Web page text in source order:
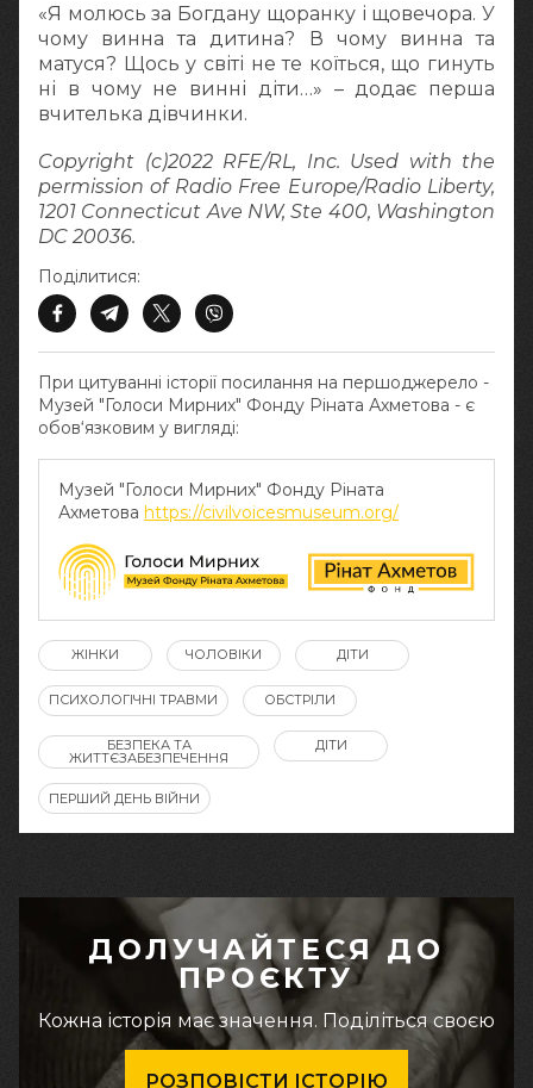
«Я молюсь за Богдану щоранку і щовечора. У
чому винна та дитина? В чому винна та
матуся? Щось у світі не те коїться, що гинуть
ні в чому не винні діти…» – додає перша
вчителька дівчинки.
Copyright (c)2022 RFE/RL, Inc. Used with the
permission of Radio Free Europe/Radio Liberty,
1201 Connecticut Ave NW, Ste 400, Washington
DC 20036.
При цитуванні історії посилання на першоджерело -
Музей "Голоси Мирних" Фонду Ріната Ахметова - є
обов‘язковим у вигляді:
Музей "Голоси Мирних" Фонду Ріната
Ахметова https://civilvoicesmuseum.org/
Поділитися:
ЖІНКИ ЧОЛОВІКИ ДІТИ
ПСИХОЛОГІЧНІ ТРАВМИ ОБСТРІЛИ
БЕЗПЕКА ТА
ЖИТТЄЗАБЕЗПЕЧЕННЯ
ДІТИ
ПЕРШИЙ ДЕНЬ ВІЙНИ
ДОЛУЧАЙТЕСЯ ДО
ПРОЄКТУ
Кожна історія має значення. Поділіться своєю
РОЗПОВІСТИ ІСТОРІЮ